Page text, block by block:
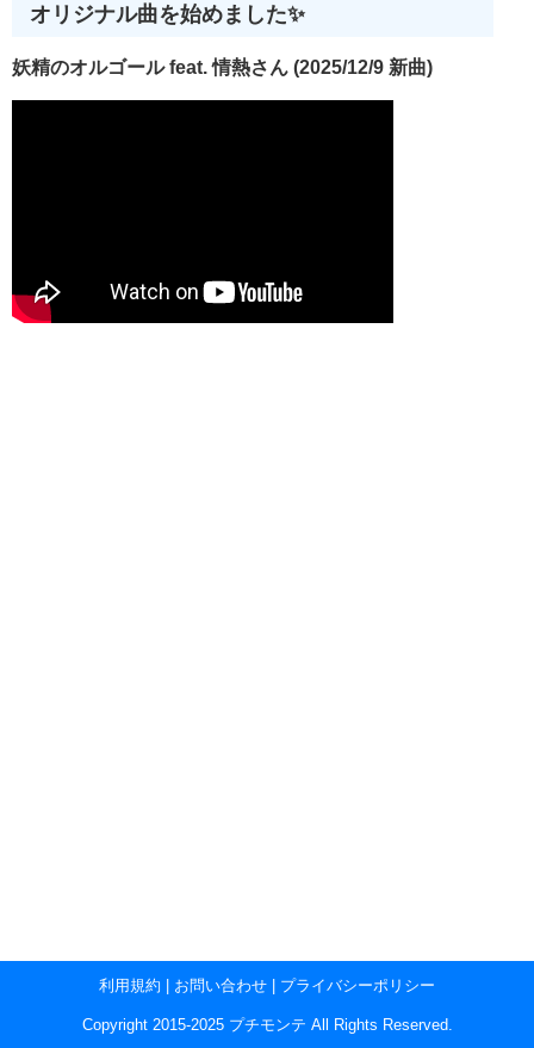
オリジナル曲を始めました✨
妖精のオルゴール feat. 情熱さん (2025/12/9 新曲)
利用規約 お問い合わせ プライバシーポリシー
Copyright 2015-2025 プチモンテ All Rights Reserved.